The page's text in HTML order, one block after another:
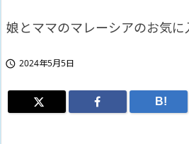
娘とママのマレーシアのお気に
 2024年5月5日
B!